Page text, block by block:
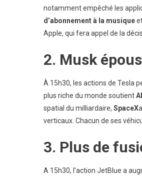
notamment empêché les
d’abonnement à la musique
Apple, qui fera appel de la
2. Musk
À 15h30, les actions de Tesla
plus riche du monde soutient
spatial du milliardaire, SpaceX
verticaux. Chacun de ses
3. Plus de
A 15h30, l’action JetBlue a